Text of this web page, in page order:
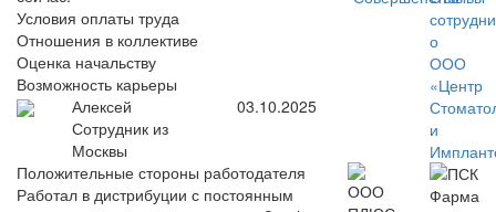
Условия оплаты труда
Отношения в коллективе
Оценка начальству
Возможность карьеры
Алексей
Сотрудник из
Москвы
03.10.2025
Положительные стороны работодателя
Работал в дистрибуции с постоянным
о
ООО
«Центр
и